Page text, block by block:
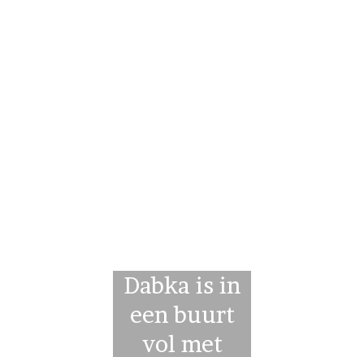
Dabka is in
een buurt
vol met